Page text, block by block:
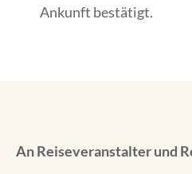
Ankunft bestätigt.
An Reiseveranstalter und